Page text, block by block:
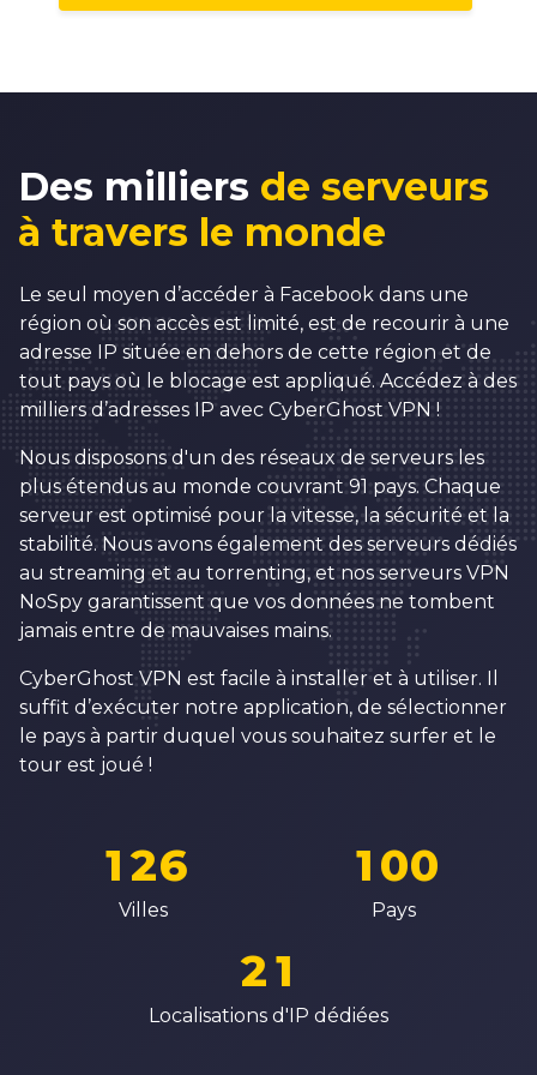
Des milliers de serveurs
à travers le monde
Le seul moyen d’accéder à Facebook dans une
région où son accès est limité, est de recourir à une
adresse IP située en dehors de cette région et de
tout pays où le blocage est appliqué. Accédez à des
milliers d’adresses IP avec CyberGhost VPN !
Nous disposons d'un des réseaux de serveurs les
plus étendus au monde couvrant 91 pays. Chaque
serveur est optimisé pour la vitesse, la sécurité et la
stabilité. Nous avons également des serveurs dédiés
au streaming et au torrenting, et nos serveurs VPN
NoSpy garantissent que vos données ne tombent
jamais entre de mauvaises mains.
CyberGhost VPN est facile à installer et à utiliser. Il
suffit d’exécuter notre application, de sélectionner
le pays à partir duquel vous souhaitez surfer et le
tour est joué !
1
2
0
1
2
3
4
5
6
7
8
9
0
2
3
5
6
8
0
1
2
3
4
5
6
7
8
9
0
1
2
3
6
7
Villes
1
2
4
5
0
1
2
3
4
6
7
0
1
4
2
4
5
7
8
9
0
1
2
3
4
6
7
0
1
Pays
2
3
0
1
2
3
4
5
6
1
2
Localisations d'IP dédiées